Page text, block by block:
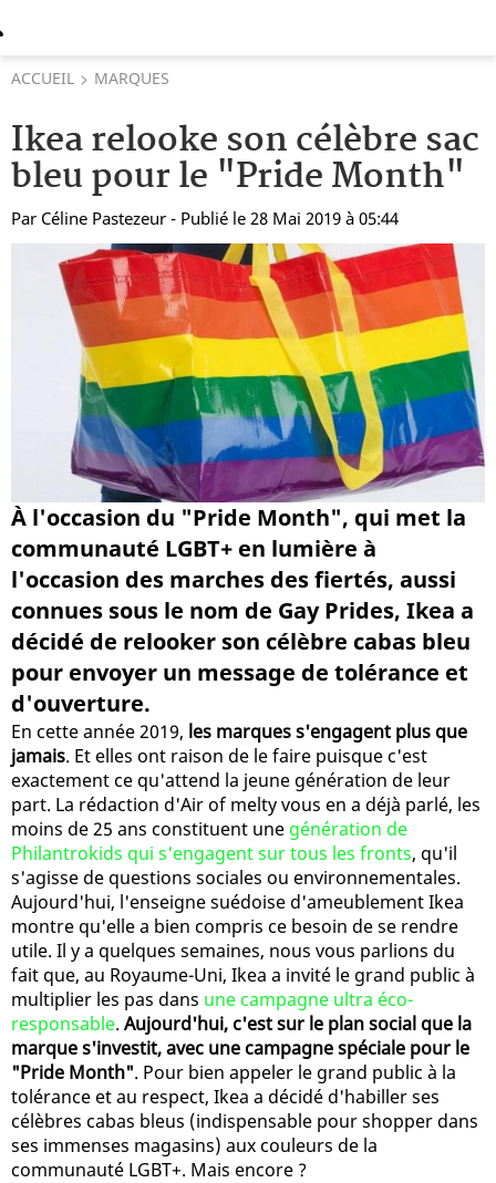
ACCUEIL MARQUES
Ikea relooke son célèbre sac
bleu pour le "Pride Month"
Par Céline Pastezeur - Publié le 28 Mai 2019 à 05:44
À l'occasion du "Pride Month", qui met la
communauté LGBT+ en lumière à
l'occasion des marches des fiertés, aussi
connues sous le nom de Gay Prides, Ikea a
décidé de relooker son célèbre cabas bleu
pour envoyer un message de tolérance et
d'ouverture.
En cette année 2019, les marques s'engagent plus que
jamais. Et elles ont raison de le faire puisque c'est
exactement ce qu'attend la jeune génération de leur
part. La rédaction d'Air of melty vous en a déjà parlé, les
moins de 25 ans constituent une génération de
Philantrokids qui s'engagent sur tous les fronts, qu'il
s'agisse de questions sociales ou environnementales.
Aujourd'hui, l'enseigne suédoise d'ameublement Ikea
montre qu'elle a bien compris ce besoin de se rendre
utile. Il y a quelques semaines, nous vous parlions du
fait que, au Royaume-Uni, Ikea a invité le grand public à
multiplier les pas dans une campagne ultra éco-
responsable. Aujourd'hui, c'est sur le plan social que la
marque s'investit, avec une campagne spéciale pour le
"Pride Month". Pour bien appeler le grand public à la
tolérance et au respect, Ikea a décidé d'habiller ses
célèbres cabas bleus (indispensable pour shopper dans
ses immenses magasins) aux couleurs de la
communauté LGBT+. Mais encore ?